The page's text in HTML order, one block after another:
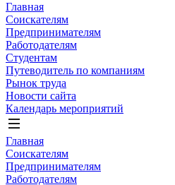
Главная
Соискателям
Предпринимателям
Работодателям
Студентам
Путеводитель по компаниям
Рынок труда
Новости сайта
Календарь мероприятий
Главная
Соискателям
Предпринимателям
Работодателям